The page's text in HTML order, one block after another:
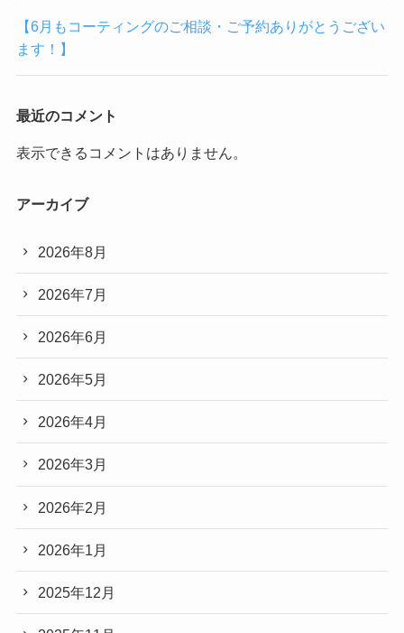
【6月もコーティングのご相談・ご予約ありがとうござい
ます！】
最近のコメント
表示できるコメントはありません。
アーカイブ
2026年8月
2026年7月
2026年6月
2026年5月
2026年4月
2026年3月
2026年2月
2026年1月
2025年12月